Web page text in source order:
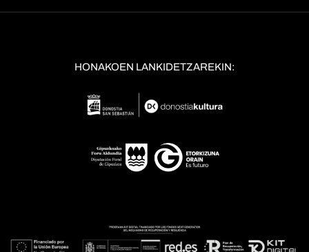
HONAKOEN LANKIDETZAREKIN: